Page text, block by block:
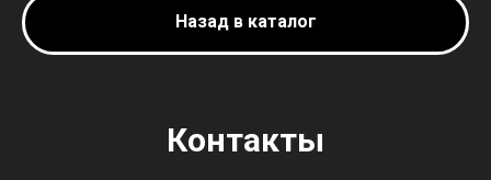
Назад в каталог
Контакты